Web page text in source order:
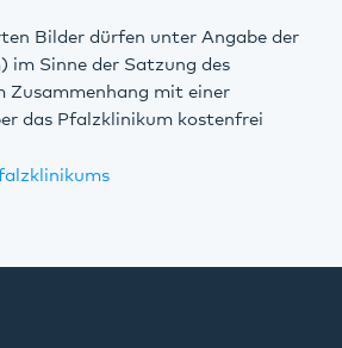
Bilder dürfen unter Angabe der
im Sinne der Satzung des
Zusammenhang mit einer
das Pfalzklinikum kostenfrei